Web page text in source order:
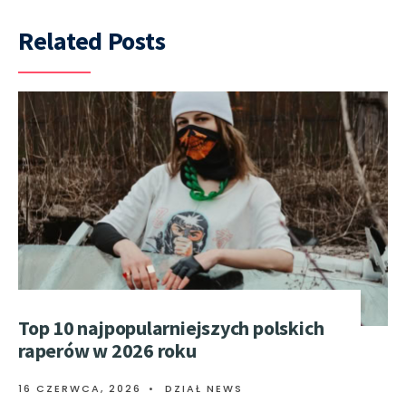
Related Posts
Top 10 najpopularniejszych polskich
raperów w 2026 roku
16 CZERWCA, 2026 • DZIAŁ NEWS